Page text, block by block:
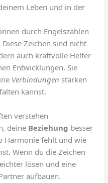
Leben und in der
durch Engelszahlen
Zeichen sind nicht
auch kraftvolle Helfer
Entwicklungen. Sie
Verbindungen stärken
kannst.
verstehen
deine Beziehung besser
Harmonie fehlt und wie
Wenn du die Zeichen
lösen und eine
aufbauen.